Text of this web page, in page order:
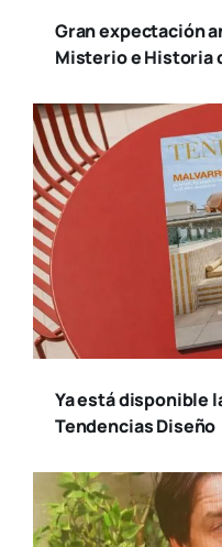
Gran expectación
Misterio e Historia
Ya está disponible
Tendencias Diseño